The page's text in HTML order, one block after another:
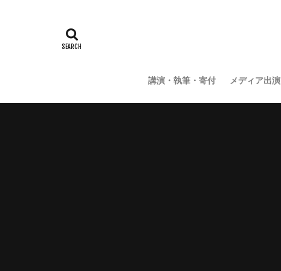
講演・執筆・寄付 メディア出演